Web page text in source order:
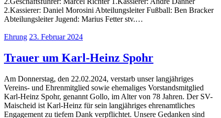
2.Kassierer: Daniel Morosini Abteilungsleiter Fußball: Ben Bracker
Abteilungsleiter Jugend: Marius Fetter stv.…
Ehrung 23. Februar 2024
Trauer um Karl-Heinz Spohr
Am Donnerstag, den 22.02.2024, verstarb unser langjähriges
Vereins- und Ehrenmitglied sowie ehemaliges Vorstandsmitglied
Karl-Heinz Spohr, genannt Gollo, im Alter von 78 Jahren. Der SV-
Maischeid ist Karl-Heinz für sein langjähriges ehrenamtliches
Engagement zu tiefem Dank verpflichtet. Unsere Gedanken sind